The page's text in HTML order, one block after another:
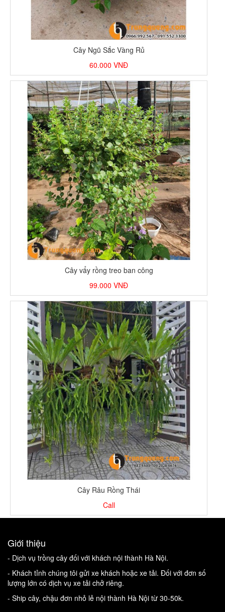
Cây Ngũ Sắc Vàng Rủ
60.000 VNĐ
Cây vẩy rồng treo ban công
99.000 VNĐ
Cây Râu Rồng Thái
Call
Giới thiệu
- Dịch vụ trồng cây đối với khách nội thành Hà Nội.
- Khách tỉnh chúng tôi gửi xe khách hoặc xe tải. Đối với đơn số
lượng lớn có dịch vụ xe tải chở riêng.
- Ship cây, chậu đơn nhỏ lẻ nội thành Hà Nội từ 30-50k.